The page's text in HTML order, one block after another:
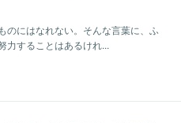
のにはなれない。そんな言葉に、ふ
力することはあるけれ...